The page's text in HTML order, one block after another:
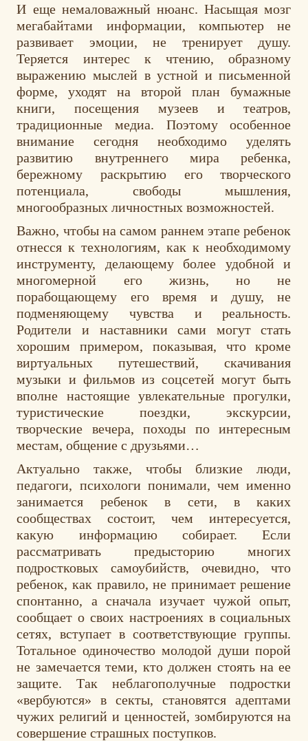
И еще немаловажный нюанс. Насыщая мозг
мегабайтами информации, компьютер не
развивает эмоции, не тренирует душу.
Теряется интерес к чтению, образному
выражению мыслей в устной и письменной
форме, уходят на второй план бумажные
книги, посещения музеев и театров,
традиционные медиа. Поэтому особенное
внимание сегодня необходимо уделять
развитию внутреннего мира ребенка,
бережному раскрытию его творческого
потенциала, свободы мышления,
многообразных личностных возможностей.
Важно, чтобы на самом раннем этапе ребенок
отнесся к технологиям, как к необходимому
инструменту, делающему более удобной и
многомерной его жизнь, но не
порабощающему его время и душу, не
подменяющему чувства и реальность.
Родители и наставники сами могут стать
хорошим примером, показывая, что кроме
виртуальных путешествий, скачивания
музыки и фильмов из соцсетей могут быть
вполне настоящие увлекательные прогулки,
туристические поездки, экскурсии,
творческие вечера, походы по интересным
местам, общение с друзьями…
Актуально также, чтобы близкие люди,
педагоги, психологи понимали, чем именно
занимается ребенок в сети, в каких
сообществах состоит, чем интересуется,
какую информацию собирает. Если
рассматривать предысторию многих
подростковых самоубийств, очевидно, что
ребенок, как правило, не принимает решение
спонтанно, а сначала изучает чужой опыт,
сообщает о своих настроениях в социальных
сетях, вступает в соответствующие группы.
Тотальное одиночество молодой души порой
не замечается теми, кто должен стоять на ее
защите. Так неблагополучные подростки
«вербуются» в секты, становятся адептами
чужих религий и ценностей, зомбируются на
совершение страшных поступков.